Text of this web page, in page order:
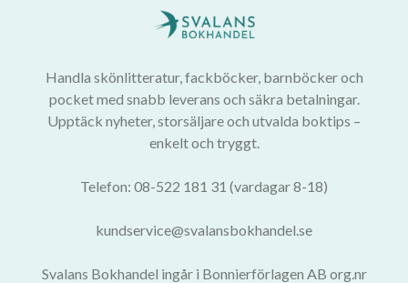
Handla skönlitteratur, fackböcker, barnböcker och
pocket med snabb leverans och säkra betalningar.
Upptäck nyheter, storsäljare och utvalda boktips –
enkelt och tryggt.
Telefon: 08-522 181 31 (vardagar 8-18)
kundservice@svalansbokhandel.se
Svalans Bokhandel ingår i Bonnierförlagen AB org.nr